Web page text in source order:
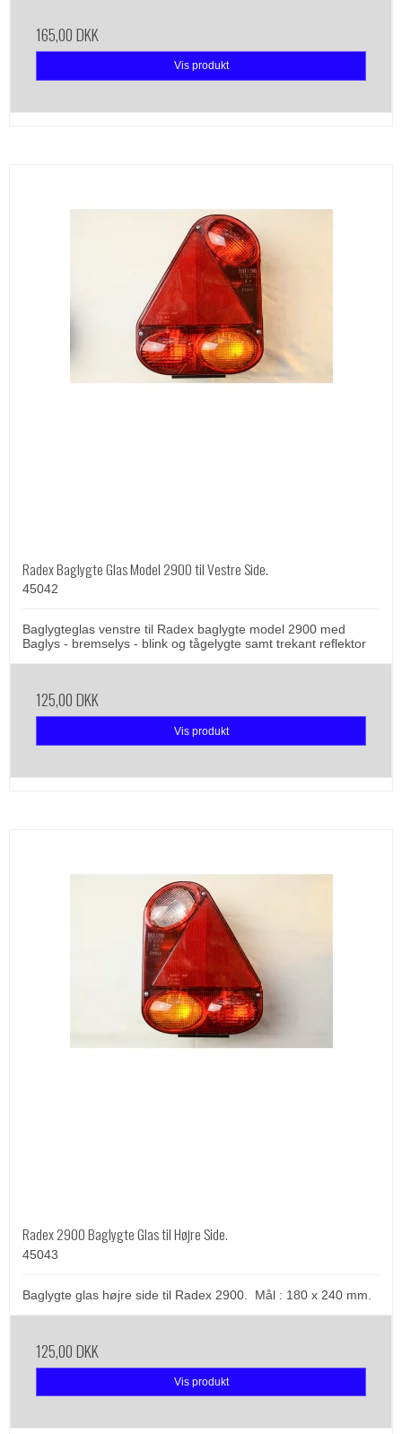
165,00 DKK
Vis produkt
Radex Baglygte Glas Model 2900 til Vestre Side.
45042
Baglygteglas venstre til Radex baglygte model 2900 med
Baglys - bremselys - blink og tågelygte samt trekant reflektor
125,00 DKK
Vis produkt
Radex 2900 Baglygte Glas til Højre Side.
45043
Baglygte glas højre side til Radex 2900. Mål : 180 x 240 mm.
125,00 DKK
Vis produkt